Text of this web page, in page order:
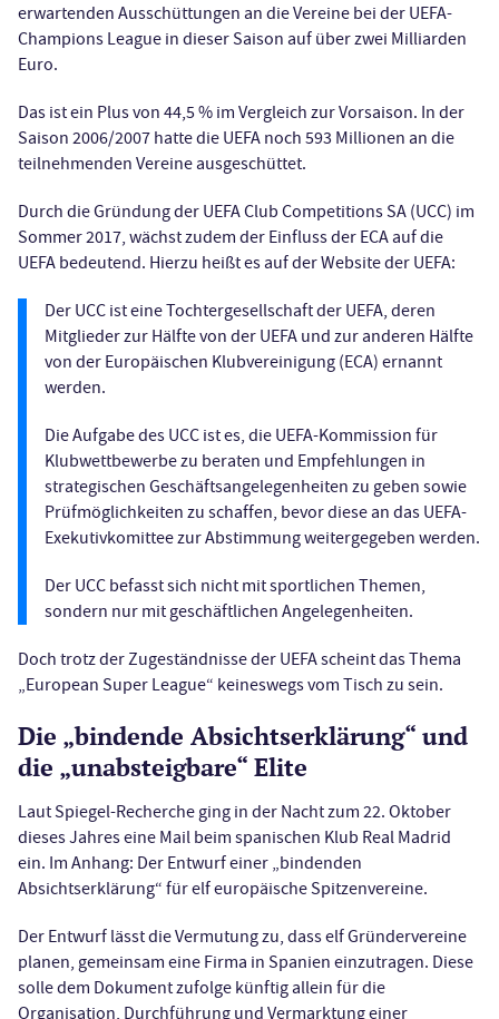
erwartenden Ausschüttungen an die Vereine bei der UEFA-
Champions League in dieser Saison auf über zwei Milliarden
Euro.
Das ist ein Plus von 44,5 % im Vergleich zur Vorsaison. In der
Saison 2006/2007 hatte die UEFA noch 593 Millionen an die
teilnehmenden Vereine ausgeschüttet.
Durch die Gründung der UEFA Club Competitions SA (UCC) im
Sommer 2017, wächst zudem der Einfluss der ECA auf die
UEFA bedeutend. Hierzu heißt es auf der Website der UEFA:
Der UCC ist eine Tochtergesellschaft der UEFA, deren
Mitglieder zur Hälfte von der UEFA und zur anderen Hälfte
von der Europäischen Klubvereinigung (ECA) ernannt
werden.
Die Aufgabe des UCC ist es, die UEFA-Kommission für
Klubwettbewerbe zu beraten und Empfehlungen in
strategischen Geschäftsangelegenheiten zu geben sowie
Prüfmöglichkeiten zu schaffen, bevor diese an das UEFA-
Exekutivkomittee zur Abstimmung weitergegeben werden.
Der UCC befasst sich nicht mit sportlichen Themen,
sondern nur mit geschäftlichen Angelegenheiten.
Doch trotz der Zugeständnisse der UEFA scheint das Thema
„European Super League“ keineswegs vom Tisch zu sein.
Die „bindende Absichtserklärung“ und
die „unabsteigbare“ Elite
Laut Spiegel-Recherche ging in der Nacht zum 22. Oktober
dieses Jahres eine Mail beim spanischen Klub Real Madrid
ein. Im Anhang: Der Entwurf einer „bindenden
Absichtserklärung“ für elf europäische Spitzenvereine.
Der Entwurf lässt die Vermutung zu, dass elf Gründervereine
planen, gemeinsam eine Firma in Spanien einzutragen. Diese
solle dem Dokument zufolge künftig allein für die
Organisation, Durchführung und Vermarktung einer